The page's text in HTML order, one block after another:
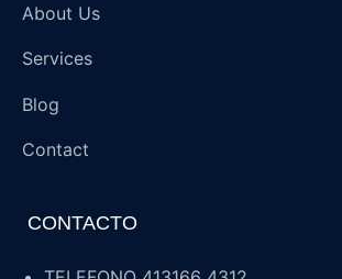
About Us
Services
Blog
Contact
CONTACTO